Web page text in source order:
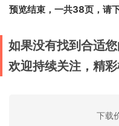
预览结束，一共38页，请
如果没有找到合适
欢迎持续关注，精
下载